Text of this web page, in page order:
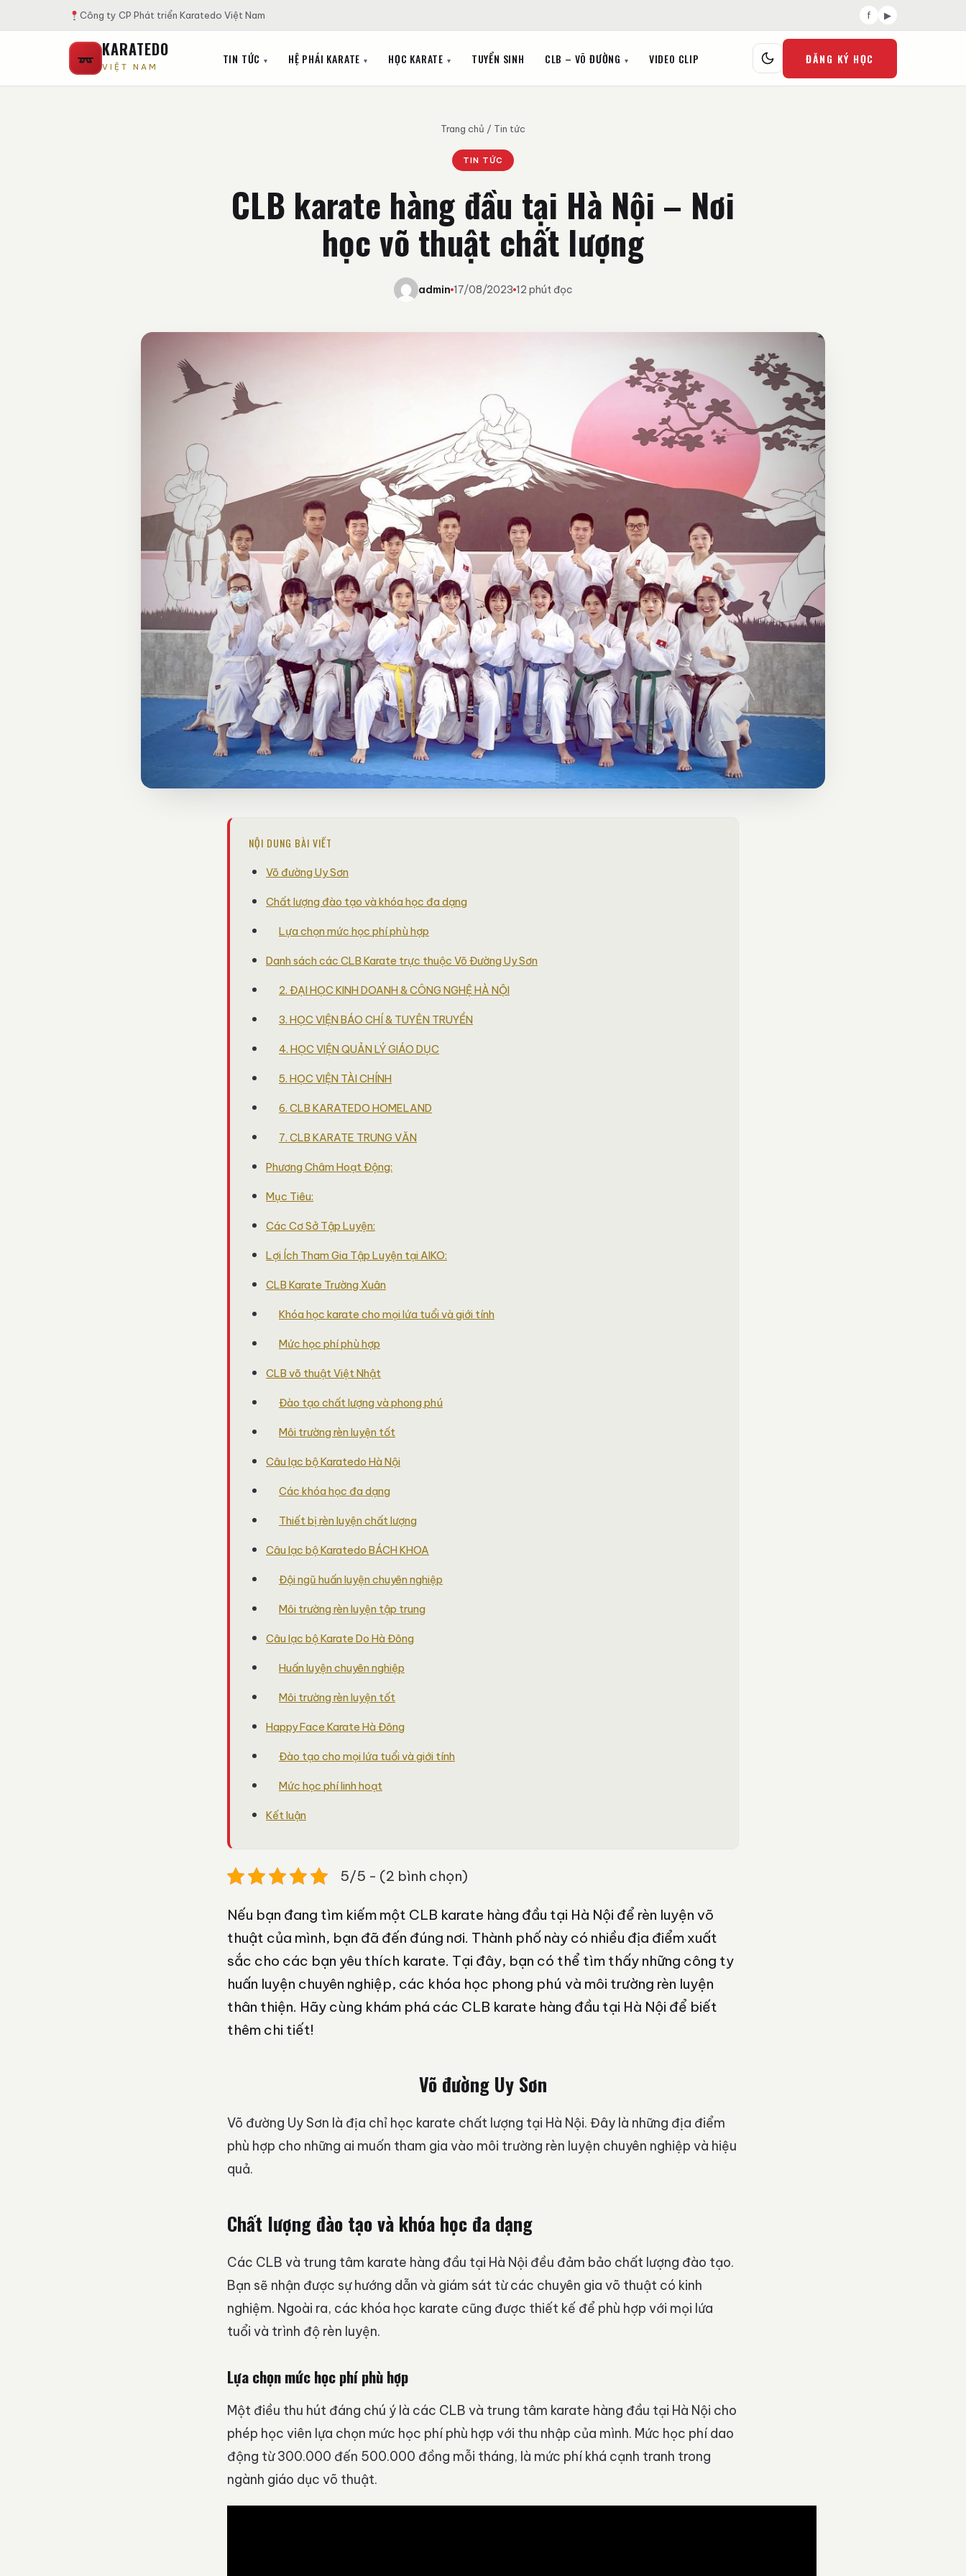
Công ty CP Phát triển Karatedo Việt Nam f ▶
KARATEDO
VIỆT NAM
TIN TỨC HỆ PHÁI KARATE HỌC KARATE TUYỂN SINH CLB – VÕ ĐƯỜNG VIDEO CLIP ĐĂNG KÝ HỌC
Trang chủ / Tin tức
TIN TỨC
CLB karate hàng đầu tại Hà Nội – Nơi
học võ thuật chất lượng
admin 17/08/2023 12 phút đọc
NỘI DUNG BÀI VIẾT
Võ đường Uy Sơn
Chất lượng đào tạo và khóa học đa dạng
Lựa chọn mức học phí phù hợp
Danh sách các CLB Karate trực thuộc Võ Đường Uy Sơn
2. ĐẠI HỌC KINH DOANH & CÔNG NGHỆ HÀ NỘI
3. HỌC VIỆN BÁO CHÍ & TUYÊN TRUYỀN
4. HỌC VIỆN QUẢN LÝ GIÁO DỤC
5. HỌC VIỆN TÀI CHÍNH
6. CLB KARATEDO HOMELAND
7. CLB KARATE TRUNG VĂN
Phương Châm Hoạt Động:
Mục Tiêu:
Các Cơ Sở Tập Luyện:
Lợi Ích Tham Gia Tập Luyện tại AIKO:
CLB Karate Trường Xuân
Khóa học karate cho mọi lứa tuổi và giới tính
Mức học phí phù hợp
CLB võ thuật Việt Nhật
Đào tạo chất lượng và phong phú
Môi trường rèn luyện tốt
Câu lạc bộ Karatedo Hà Nội
Các khóa học đa dạng
Thiết bị rèn luyện chất lượng
Câu lạc bộ Karatedo BÁCH KHOA
Đội ngũ huấn luyện chuyên nghiệp
Môi trường rèn luyện tập trung
Câu lạc bộ Karate Do Hà Đông
Huấn luyện chuyên nghiệp
Môi trường rèn luyện tốt
Happy Face Karate Hà Đông
Đào tạo cho mọi lứa tuổi và giới tính
Mức học phí linh hoạt
Kết luận
5/5 - (2 bình chọn)
Nếu bạn đang tìm kiếm một CLB karate hàng đầu tại Hà Nội để rèn luyện võ
thuật của mình, bạn đã đến đúng nơi. Thành phố này có nhiều địa điểm xuất
sắc cho các bạn yêu thích karate. Tại đây, bạn có thể tìm thấy những công ty
huấn luyện chuyên nghiệp, các khóa học phong phú và môi trường rèn luyện
thân thiện. Hãy cùng khám phá các CLB karate hàng đầu tại Hà Nội để biết
thêm chi tiết!
Võ đường Uy Sơn
Võ đường Uy Sơn là địa chỉ học karate chất lượng tại Hà Nội. Đây là những địa điểm
phù hợp cho những ai muốn tham gia vào môi trường rèn luyện chuyên nghiệp và hiệu
quả.
Chất lượng đào tạo và khóa học đa dạng
Các CLB và trung tâm karate hàng đầu tại Hà Nội đều đảm bảo chất lượng đào tạo.
Bạn sẽ nhận được sự hướng dẫn và giám sát từ các chuyên gia võ thuật có kinh
nghiệm. Ngoài ra, các khóa học karate cũng được thiết kế để phù hợp với mọi lứa
tuổi và trình độ rèn luyện.
Lựa chọn mức học phí phù hợp
Một điều thu hút đáng chú ý là các CLB và trung tâm karate hàng đầu tại Hà Nội cho
phép học viên lựa chọn mức học phí phù hợp với thu nhập của mình. Mức học phí dao
động từ 300.000 đến 500.000 đồng mỗi tháng, là mức phí khá cạnh tranh trong
ngành giáo dục võ thuật.